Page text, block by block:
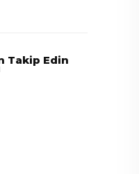
Takip Edin